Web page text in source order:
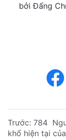
bởi Đấng
Trước: 784
khổ hiện tại